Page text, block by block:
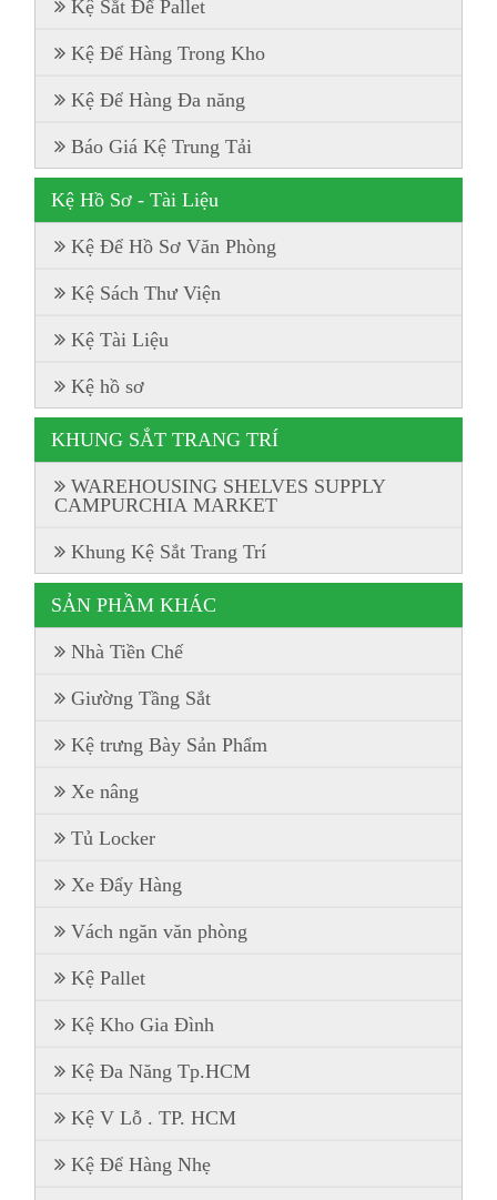
Kệ Sắt Để Pallet
Kệ Để Hàng Trong Kho
Kệ Để Hàng Đa năng
Báo Giá Kệ Trung Tải
Kệ Hồ Sơ - Tài Liệu
Kệ Để Hồ Sơ Văn Phòng
Kệ Sách Thư Viện
Kệ Tài Liệu
Kệ hồ sơ
KHUNG SẮT TRANG TRÍ
WAREHOUSING SHELVES SUPPLY
CAMPURCHIA MARKET
Khung Kệ Sắt Trang Trí
SẢN PHẦM KHÁC
Nhà Tiền Chế
Giường Tầng Sắt
Kệ trưng Bày Sản Phẩm
Xe nâng
Tủ Locker
Xe Đẩy Hàng
Vách ngăn văn phòng
Kệ Pallet
Kệ Kho Gia Đình
Kệ Đa Năng Tp.HCM
Kệ V Lỗ . TP. HCM
Kệ Để Hàng Nhẹ